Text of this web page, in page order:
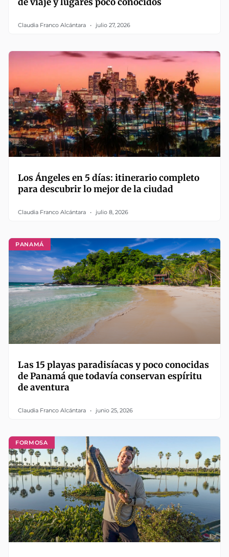
Claudia Franco Alcántara julio 27, 2026
Los Ángeles en 5 días: itinerario completo
para descubrir lo mejor de la ciudad
Claudia Franco Alcántara julio 8, 2026
PANAMÁ
Las 15 playas paradisíacas y poco conocidas
de Panamá que todavía conservan espíritu
de aventura
Claudia Franco Alcántara junio 25, 2026
FORMOSA